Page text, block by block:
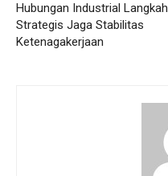
Hubungan Industrial Langkah
Strategis Jaga Stabilitas
Ketenagakerjaan